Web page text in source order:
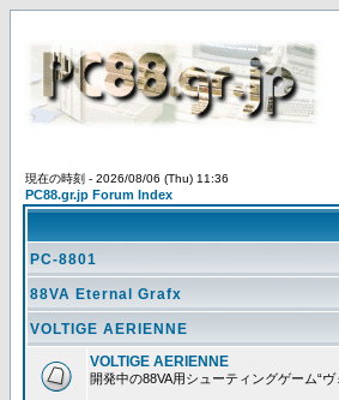
現在の時刻 - 2026/08/06 (Thu) 11:36
PC88.gr.jp Forum Index
PC-8801
88VA Eternal Grafx
VOLTIGE AERIENNE
VOLTIGE AERIENNE
開発中の88VA用シューティングゲーム“